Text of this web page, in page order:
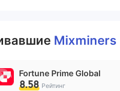
Mixminers
Fortune Prime Global
8.58 Рейтинг